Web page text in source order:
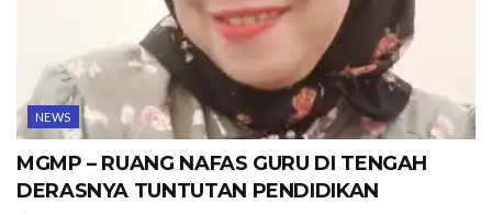
NEWS
MGMP – RUANG NAFAS GURU DI TENGAH
DERASNYA TUNTUTAN PENDIDIKAN